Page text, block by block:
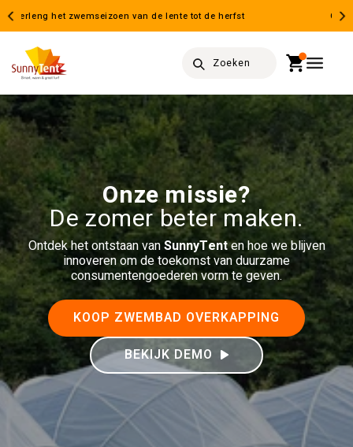
naar de
content
Geen energiekosten meer voor warm zwemwater
Zoeken
Onze missie?
De zomer beter maken.
Ontdek het ontstaan vanSunnyTenten hoe we blijven
innoveren om de toekomst van duurzame
consumentengoederen vorm te geven.
KOOP ZWEMBAD OVERKAPPING
BEKIJK DEMO